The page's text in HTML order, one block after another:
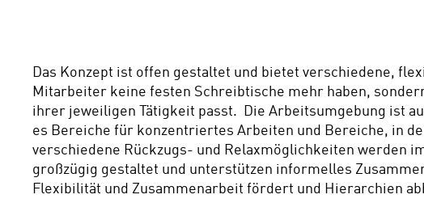
Das Konzept ist offen gestaltet und bietet verschiedene,
Mitarbeiter keine festen Schreibtische mehr haben,
ihrer jeweiligen Tätigkeit passt.  Die Arbeitsumgebung ist
es Bereiche für konzentriertes Arbeiten und Bereiche, in
verschiedene Rückzugs- und Relaxmöglichkeiten werden
großzügig gestaltet und unterstützen informelles
Flexibilität und Zusammenarbeit fördert und Hierarchien